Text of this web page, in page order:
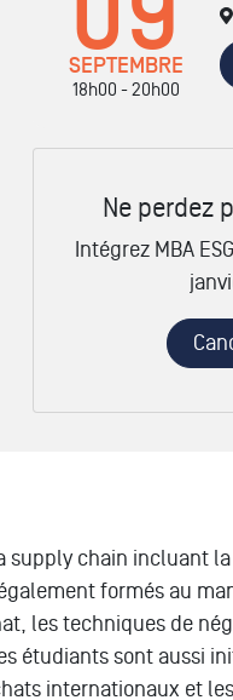
SEPTEMBRE
18h00 - 20h00
Ne perdez
Intégrez MBA
supply chain incluant
formés au
les techniques de
étudiants sont aussi
internationaux et